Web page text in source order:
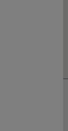
découvertes du
l’éducation, de
La MAIF croit